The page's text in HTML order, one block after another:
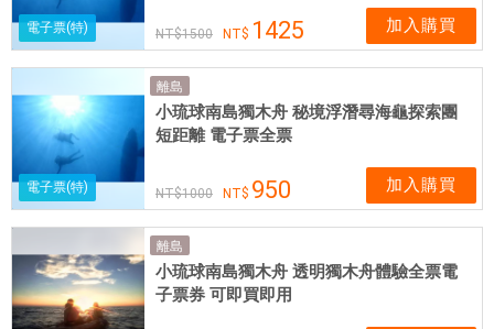
電子票(特) 1500 1425 加入購買
電子票(特)
離島
小琉球南島獨木舟 秘境浮潛尋海龜探索團
短距離 電子票全票
1000 950 加入購買
離島
小琉球南島獨木舟 透明獨木舟體驗全票電
子票券 可即買即用